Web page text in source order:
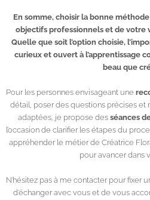
En somme, choisir la bonne
objectifs professionnels et de votre
Quelle que soit l’option choisie,
curieux et ouvert à l’apprentissage
beau que
Pour les personnes envisageant une
détail, poser des questions précises
adaptées, je propose des séances
l’occasion de clarifier les étapes du
appréhender le métier de Créatrice
pour avancer dans
N’hésitez pas à me contacterpour fixer
d’échanger avec vous et de vous